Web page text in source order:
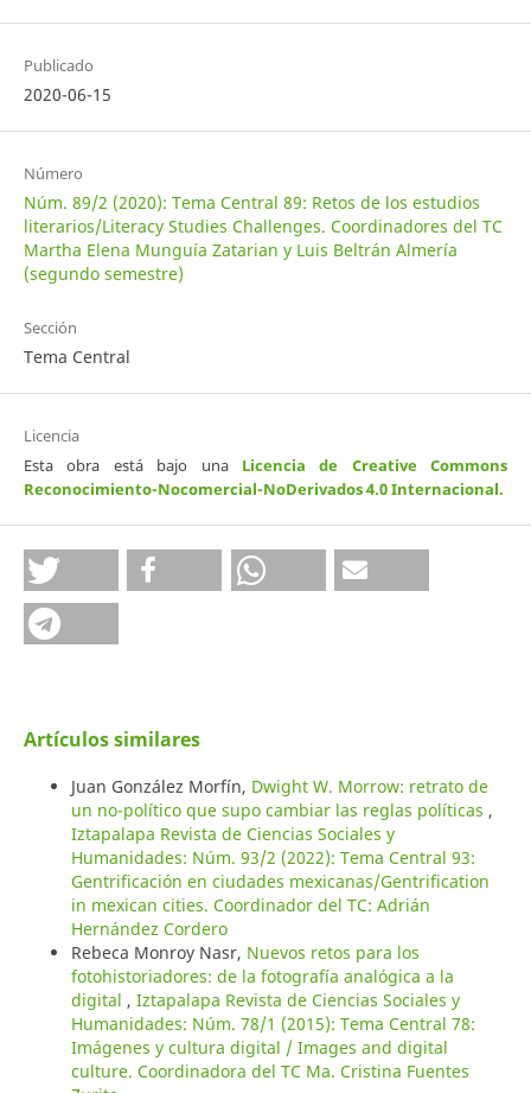
Publicado
2020-06-15
Número
Núm. 89/2 (2020): Tema Central 89: Retos de los estudios
literarios/Literacy Studies Challenges. Coordinadores del TC
Martha Elena Munguía Zatarian y Luis Beltrán Almería
(segundo semestre)
Sección
Tema Central
Licencia
Esta obra está bajo una Licencia de Creative Commons
Reconocimiento-Nocomercial-NoDerivados 4.0 Internacional.
Artículos similares
Juan González Morfín, Dwight W. Morrow: retrato de
un no-político que supo cambiar las reglas políticas ,
Iztapalapa Revista de Ciencias Sociales y
Humanidades: Núm. 93/2 (2022): Tema Central 93:
Gentrificación en ciudades mexicanas/Gentrification
in mexican cities. Coordinador del TC: Adrián
Hernández Cordero
Rebeca Monroy Nasr, Nuevos retos para los
fotohistoriadores: de la fotografía analógica a la
digital , Iztapalapa Revista de Ciencias Sociales y
Humanidades: Núm. 78/1 (2015): Tema Central 78:
Imágenes y cultura digital / Images and digital
culture. Coordinadora del TC Ma. Cristina Fuentes